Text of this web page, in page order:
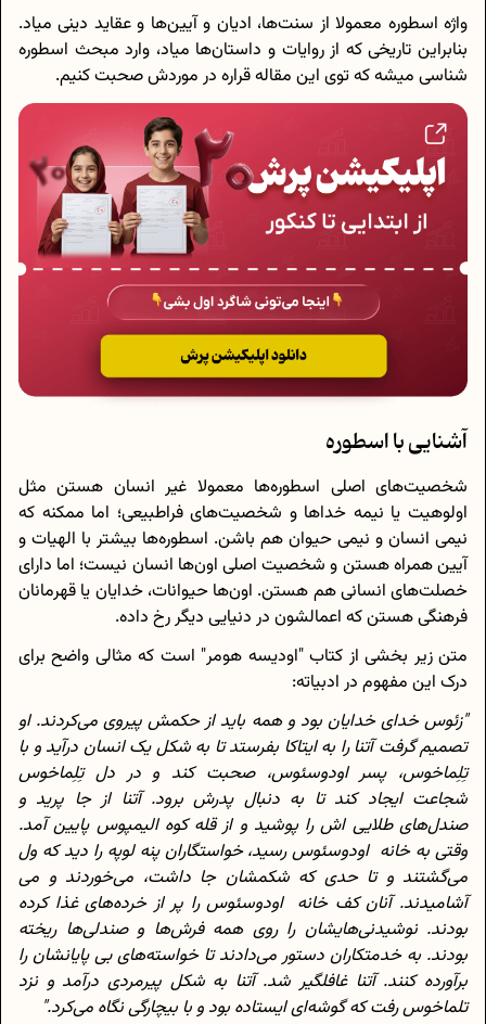
واژه اسطوره معمولا از سنت‌ها، ادیان و آیین‌ها و عقاید دینی میاد.
بنابراین تاریخی که از روایات و داستان‌ها میاد، وارد مبحث اسطوره
‌شناسی میشه که توی این مقاله قراره در موردش صحبت کنیم.
آشنایی با اسطوره
شخصیت‌های اصلی اسطوره‌ها معمولا غیر انسان هستن مثل
اولوهیت یا نیمه خداها و شخصیت‌های فراطبیعی؛ اما ممکنه که
نیمی انسان و نیمی حیوان هم باشن. اسطوره‌ها بیشتر با الهیات و
آیین همراه هستن و شخصیت اصلی اون‌ها انسان نیست؛ اما دارای
خصلت‌های انسانی هم هستن. اون‌ها حیوانات، خدایان یا قهرمانان
فرهنگی هستن که اعمالشون در دنیایی دیگر رخ داده.
متن زیر بخشی از کتاب "اودیسه هومر" است که مثالی واضح برای
درک این مفهوم در ادبیاته:
"زئوس خدای خدایان بود و همه باید از حکمش پیروی می‌کردند. او
تصمیم گرفت آتنا را به ایتاکا بفرستد تا به شکل یک انسان درآید و با
تِلِماخوس، پسر اودوسئوس، صحبت کند و در دل تِلِماخوس
شجاعت ایجاد کند تا به دنبال پدرش برود. آتنا از جا پرید و
صندل‌های طلایی اش را پوشید و از قله کوه الیمپوس پایین آمد.
وقتی به خانه اودوسئوس رسید، خواستگاران پنه لوپه را دید که ول
می‌گشتند و تا حدی که شکمشان جا داشت، می‌خوردند و می
آشامیدند. آنان کف خانه اودوسئوس را پر از خرده‌های غذا کرده
بودند. نوشیدنی‌هایشان را روی همه فرش‌ها و صندلی‌ها ریخته
بودند. به خدمتکاران دستور می‌دادند تا خواسته‌های بی پایانشان را
برآورده کنند. آتنا غافلگیر شد. آتنا به شکل پیرمردی درآمد و نزد
تلماخوس رفت که گوشه‌ای ایستاده بود و با بیچارگی نگاه می‌کرد."